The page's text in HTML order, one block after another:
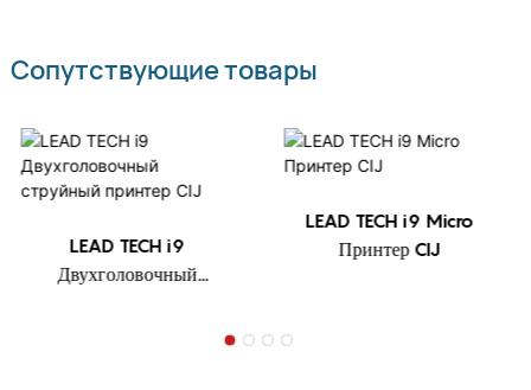
Сопутствующие товары
LEAD TECH i9
Двухголовочный
LEAD TECH i9 Micro
Принтер CIJ